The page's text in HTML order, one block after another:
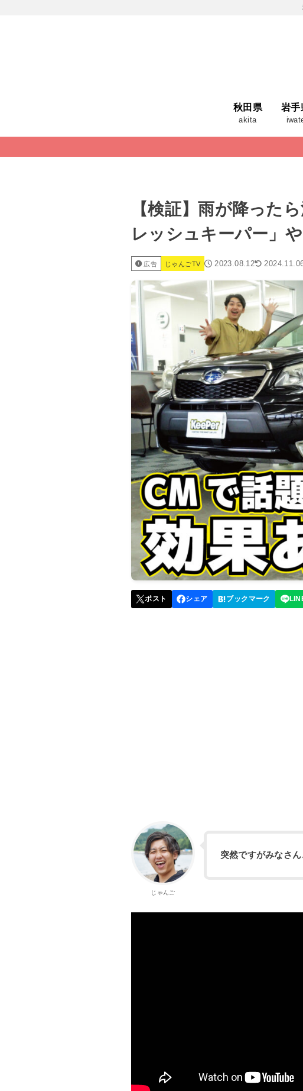
秋田県
akita
岩手
【検証】雨が降った
レッシュキーパー」
広告 じゃんごTV 2023.08.12
じゃんご
突然ですがみなさ